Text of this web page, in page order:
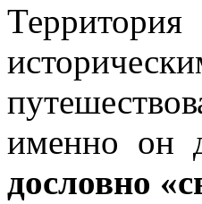
именно он
дословно